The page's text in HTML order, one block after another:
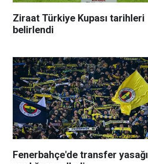
Ziraat Türkiye Kupası tarihleri
belirlendi
Fenerbahçe'de transfer yasağı